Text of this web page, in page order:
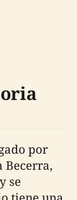
por
Becerra,
se